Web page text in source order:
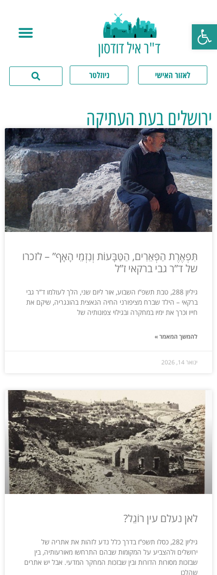
פתח סרגל נגישות
ד"ר איל דודסון
לאזור האישי ניוזלטר
ירושלים בעת העתיקה
תִּפְאֶרֶת הַפְּאֵרִים, הַטַּבָּעוֹת וְנִזְמֵי הָאָף” – לזכרו
של ד”ר גבי ברקאי ז”ל
גיליון 288, טבת תשפ”ו השבוע, אור ליום שני, הלך לעולמו ד”ר גבי
ברקאי – הילד שברח מציפורני החיה הנאצית בהונגריה, שיקם את
חייו וכרך את ימיו במחקרה ובגילוי צפונותיה של
להמשך המאמר »
ינואר 14, 2026
לאן נעלם עין רוֹגֵל?
גיליון 282, כסלו תשפ”ו בדרך כלל נדע לזהות את אתריה של
ירושלים ולהצביע על המקומות שבהם התרחשו מאורעותיה, בין
שבזכות מסורות הדורות ובין שבזכות המחקר המדעי. אבל יש אתרים
שהלכו